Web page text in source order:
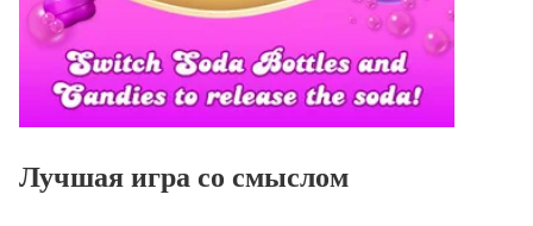
Лучшая игра со смыслом